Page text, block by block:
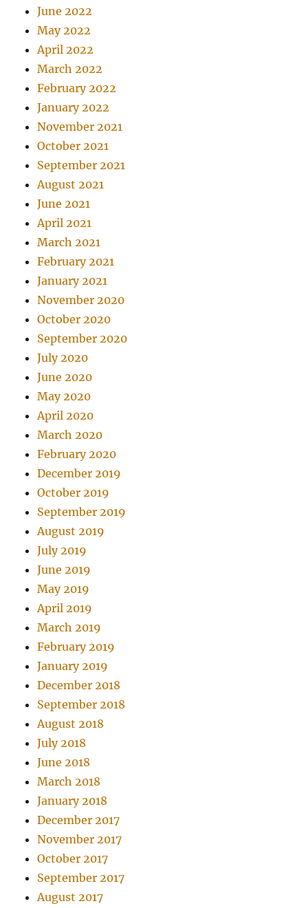
June 2022
May 2022
April 2022
March 2022
February 2022
January 2022
November 2021
October 2021
September 2021
August 2021
June 2021
April 2021
March 2021
February 2021
January 2021
November 2020
October 2020
September 2020
July 2020
June 2020
May 2020
April 2020
March 2020
February 2020
December 2019
October 2019
September 2019
August 2019
July 2019
June 2019
May 2019
April 2019
March 2019
February 2019
January 2019
December 2018
September 2018
August 2018
July 2018
June 2018
March 2018
January 2018
December 2017
November 2017
October 2017
September 2017
August 2017